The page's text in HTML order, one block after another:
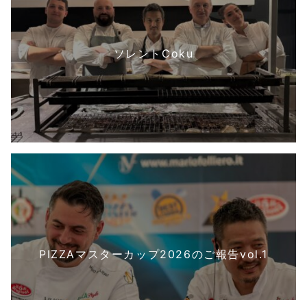
ソレントCoku
PIZZAマスターカップ2026のご報告vol.1